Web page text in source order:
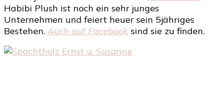
Habibi Plush ist noch ein sehr junges
Unternehmen und feiert heuer sein 5jähriges
Bestehen. Auch auf Facebook sind sie zu finden.